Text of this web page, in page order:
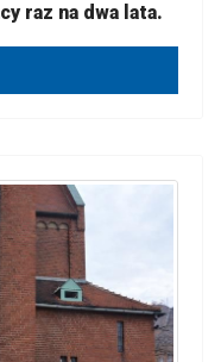
raz na dwa lata.